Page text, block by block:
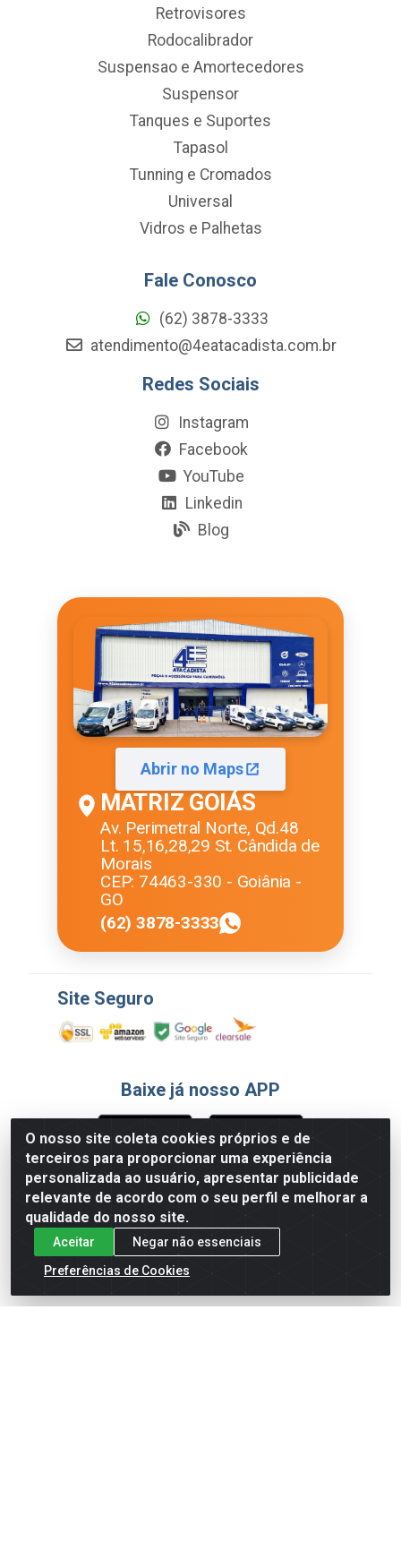
O nosso site coleta cookies próprios e de
terceiros para proporcionar uma experiência
personalizada ao usuário, apresentar publicidade
relevante de acordo com o seu perfil e melhorar a
qualidade do nosso site.
Aceitar
Negar não essenciais
Preferências de Cookies
Retrovisores
Rodocalibrador
Suspensao e Amortecedores
Suspensor
Tanques e Suportes
Tapasol
Tunning e Cromados
Universal
Vidros e Palhetas
Fale Conosco
(62) 3878-3333
atendimento@4eatacadista.com.br
Redes Sociais
Instagram
Facebook
YouTube
Linkedin
Blog
Abrir no Maps
MATRIZ GOIÁS
Av. Perimetral Norte, Qd.48
Lt. 15,16,28,29 St. Cândida de
Morais
CEP: 74463-330 - Goiânia -
GO
(62) 3878-3333
Site Seguro
Baixe já nosso APP
Formas de Pagamento